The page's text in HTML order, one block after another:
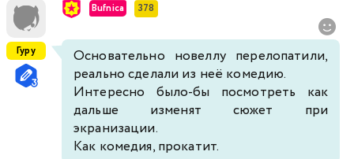
Гуру
Bufnica 378
Основательно новеллу перелопатили,
реально сделали из неё комедию.
Интересно было-бы посмотреть как
дальше изменят сюжет при
экранизации.
Как комедия, прокатит.